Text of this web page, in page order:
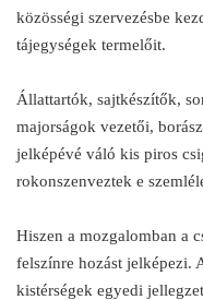
közösségi szervezésbe
tájegységek termelőit.
Állattartók, sajtkészítők,
majorságok vezetői,
jelképévé váló kis piros
rokonszenveztek e
Hiszen a mozgalomban a
felszínre hozást jelképezi.
kistérségek egyedi